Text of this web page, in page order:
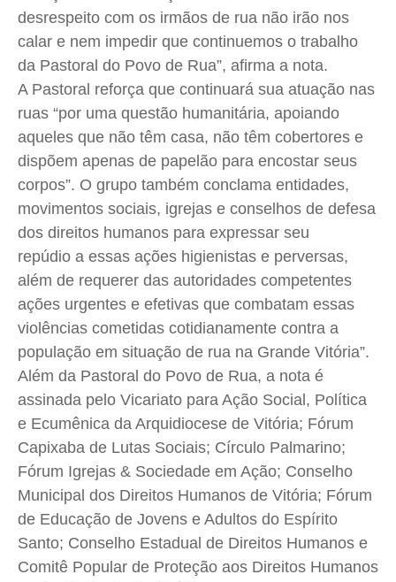
desrespeito com os irmãos de rua não irão nos
calar e nem impedir que continuemos o trabalho
da Pastoral do Povo de Rua”, afirma a nota.
A Pastoral reforça que continuará sua atuação nas
ruas “por uma questão humanitária, apoiando
aqueles que não têm casa, não têm cobertores e
dispõem apenas de papelão para encostar seus
corpos”. O grupo também conclama entidades,
movimentos sociais, igrejas e conselhos de defesa
dos direitos humanos para expressar seu
repúdio a essas ações higienistas e perversas,
além de requerer das autoridades competentes
ações urgentes e efetivas que combatam essas
violências cometidas cotidianamente contra a
população em situação de rua na Grande Vitória”.
Além da Pastoral do Povo de Rua, a nota é
assinada pelo Vicariato para Ação Social, Política
e Ecumênica da Arquidiocese de Vitória; Fórum
Capixaba de Lutas Sociais; Círculo Palmarino;
Fórum Igrejas & Sociedade em Ação; Conselho
Municipal dos Direitos Humanos de Vitória; Fórum
de Educação de Jovens e Adultos do Espírito
Santo; Conselho Estadual de Direitos Humanos e
Comitê Popular de Proteção aos Direitos Humanos